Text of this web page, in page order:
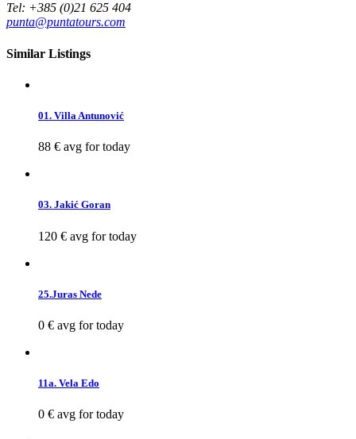
Tel: +385 (0)21 625 404
punta@puntatours.com
Similar Listings
01. Villa Antunović
88 € avg for today
03. Jakić Goran
120 € avg for today
25.Juras Nede
0 € avg for today
11a. Vela Edo
0 € avg for today